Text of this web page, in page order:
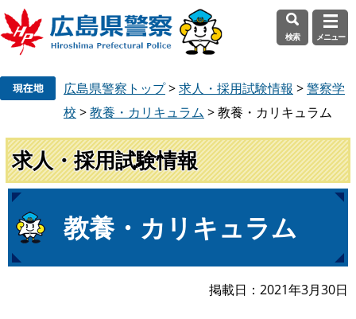
先
頭
で
す
を
飛
ば
し
文
検索 メニュー
広島県警察トップ>求人・採用試験情報 >警察学
校 >教養・カリキュラム >教養・カリキュラム
求人・採用試験情報
文
教養・カリキュラム
掲載日 2021年3月30日